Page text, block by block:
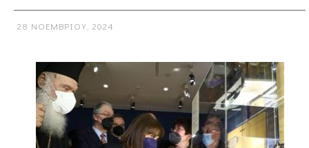
28 ΝΟΕΜΒΡΊΟΥ, 2024